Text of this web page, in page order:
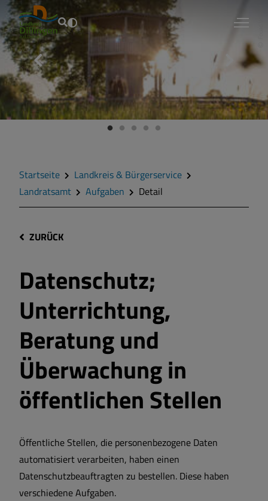
Fouad Vollmer
Startseite
Landkreis & Bürgerservice
Landratsamt
Aufgaben Detail
ZURÜCK
Datenschutz;
Unterrichtung,
Beratung und
Überwachung in
öffentlichen Stellen
Öffentliche Stellen, die personenbezogene Daten
automatisiert verarbeiten, haben einen
Datenschutzbeauftragten zu bestellen. Diese haben
verschiedene Aufgaben.